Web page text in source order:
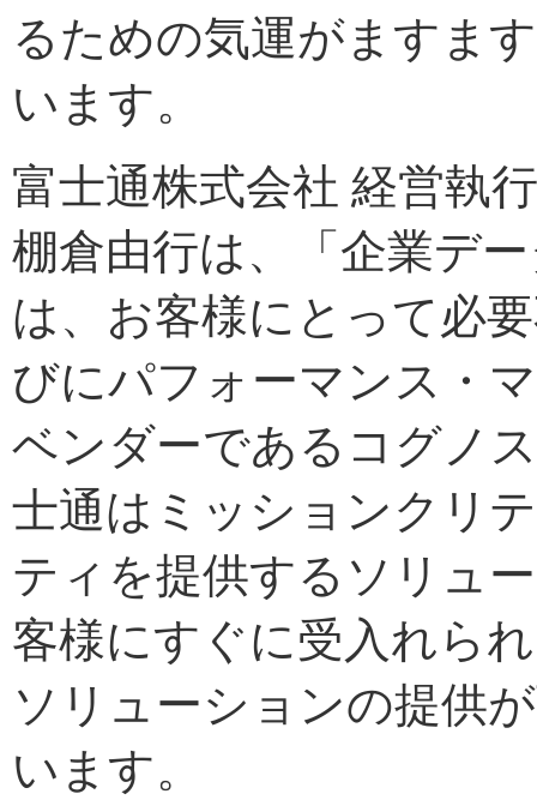
るための気運がますま
います。
富士通株式会社 経営執
棚倉由行は、「企業デ
は、お客様にとって必
びにパフォーマンス・
ベンダーであるコグノ
士通はミッションクリ
ティを提供するソリュ
客様にすぐに受入れら
ソリューションの提供
います。